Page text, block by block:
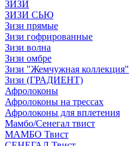
ЗИЗИ
ЗИЗИ СЬЮ
Зизи прямые
Зизи гофрированные
Зизи волна
Зизи омбре
Зизи "Жемчужная коллекция"
Зизи (ГРАДИЕНТ)
Афролоконы
Афролоконы на трессах
Афролоконы для вплетения
Мамбо/Сенегал твист
МАМБО Твист